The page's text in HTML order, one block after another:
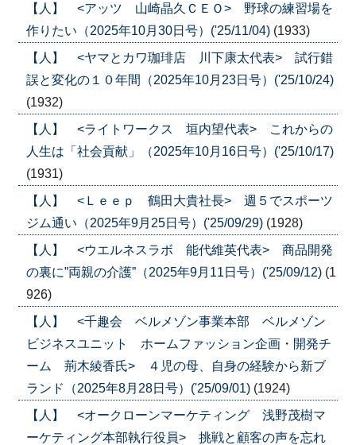
【人】 <アッツ 山崎晶久ＣＥＯ> 野球の練習場を
作りたい（2025年10月30日号）('25/11/04) (1933)
【人】 <ヤマとカワ珈琲店 川下康太代表> 試行錯
誤と変化の１０年間（2025年10月23日号）('25/10/24)
(1932)
【人】 <ライトワークス 垣内望代表> これからの
人生は「社会貢献」（2025年10月16日号）('25/10/17)
(1931)
【人】 <Ｌｅｅｐ 鶴田大貴社長> 週５でスポーツ
ジム通い（2025年9月25日号）('25/09/29) (1928)
【人】 <ウエルネスラボ 能代維英代表> 商品開発
の裏に”両親の介護”（2025年9月11日号）('25/09/12) (1
926)
【人】 <千趣会 ベルメゾン事業本部 ベルメゾン
ビジネスユニット ホームファッション企画・開発チ
ーム 荊木綾香氏> ４児の母、自身の経験から新ブ
ランド（2025年8月28日号）('25/09/01) (1924)
【人】 <オークローンマーケティング 浅野茂樹マ
ーケティング本部執行役員> 挑戦と顧客の声を忘れ